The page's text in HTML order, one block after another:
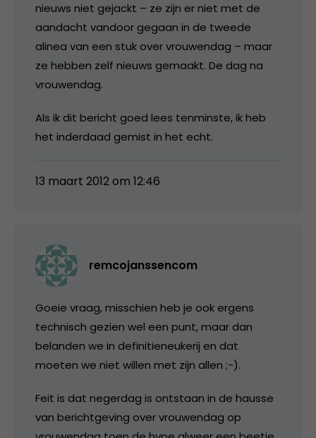
nieuws niet gejackt – ze zijn er niet met de
aandacht vandoor gegaan in de tweede
alinea van een stuk over vrouwendag – maar
ze hebben zelf nieuws gemaakt. De dag na
vrouwendag.
Als ik dit bericht goed lees tenminste, ik heb
het inderdaad gemist in het echt.
13 maart 2012 om 12:46
remcojanssencom
Goeie vraag, misschien heb je ook ergens
technisch gezien wel een punt, maar dan
belanden we in definitieneukerij en dat
moeten we niet willen met zijn allen ;-).
Feit is dat negerdag is ontstaan in de hausse
van berichtgeving over vrouwendag op